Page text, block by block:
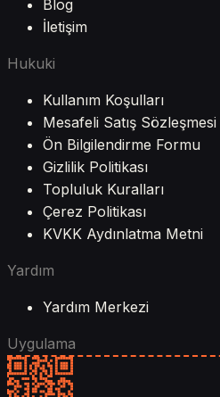
Blog
İletişim
Hukuki
Kullanım Koşulları
Mesafeli Satış Sözleşmesi
Ön Bilgilendirme Formu
Gizlilik Politikası
Topluluk Kuralları
Çerez Politikası
KVKK Aydınlatma Metni
Yardım
Yardım Merkezi
Uygulama